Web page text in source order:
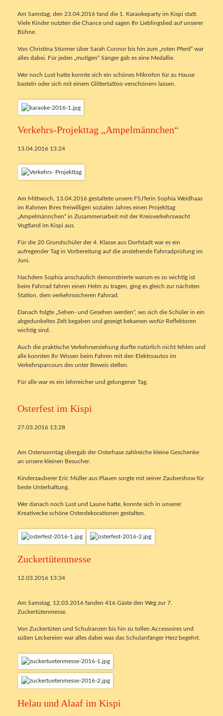
Am Samstag, den 23.04.2016 fand die 1. Karaokeparty im Kispi statt.
Viele Kinder nutzten die Chance und sagen Ihr Lieblingslied auf unserer
Bühne.
Von Christina Stürmer über Sarah Connor bis hin zum „roten Pferd“ war
alles dabei. Für jeden „mutigen“ Sänger gab es eine Medallie.
Wer noch Lust hatte konnte sich ein schönes Mikrofon für zu Hause
basteln oder sich mit einem Glittertattoo verschönern lassen.
Verkehrs-Projekttag „Ampelmännchen“
13.04.2016 13:24
Am Mittwoch, 13.04.2016 gestaltete unsere FSJ'lerin Sophia Weidhaas
im Rahmen Ihres freiwilligen sozialen Jahres einen Projekttag
„Ampelmännchen“ in Zusammenarbeit mit der Kreisverkehrswacht
Vogtland im Kispi aus.
Für die 20 Grundschüler der 4. Klasse aus Dorfstadt war es ein
aufregender Tag in Vorbereitung auf die anstehende Fahrradprüfung im
Juni.
Nachdem Sophia anschaulich demonstrierte warum es so wichtig ist
beim Fahrrad fahren einen Helm zu tragen, ging es gleich zur nächsten
Station, dem verkehrssicheren Fahrrad.
Danach folgte „Sehen- und Gesehen werden“, wo sich die Schüler in ein
abgedunkeltes Zelt begaben und gezeigt bekamen wofür Reflektoren
wichtig sind.
Auch die praktische Verkehrserziehung durfte natürlich nicht fehlen und
alle konnten Ihr Wissen beim Fahren mit den Elektroautos im
Verkehrsparcours des unter Beweis stellen.
Für alle war es ein lehrreicher und gelungener Tag.
Osterfest im Kispi
27.03.2016 13:28
Am Ostersonntag übergab der Osterhase zahlreiche kleine Geschenke
an unsere kleinen Besucher.
Kinderzauberer Eric Müller aus Plauen sorgte mit seiner Zaubershow für
beste Unterhaltung.
Wer danach noch Lust und Laune hatte, konnte sich in unserer
Kreativecke schöne Osterdekorationen gestalten.
Zuckertütenmesse
12.03.2016 13:34
Am Samstag, 12.03.2016 fanden 416 Gäste den Weg zur 7.
Zuckertütenmesse.
Von Zuckertüten und Schulranzen bis hin zu tollen Accessoires und
süßen Leckereien war alles dabei was das Schulanfänger Herz begehrt.
Helau und Alaaf im Kispi